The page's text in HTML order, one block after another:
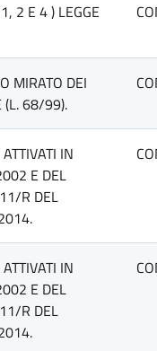
2 E 4 ) LEGGE
MIRATO DEI
(L. 68/99).
IN
E DEL
R DEL
IN
E DEL
R DEL